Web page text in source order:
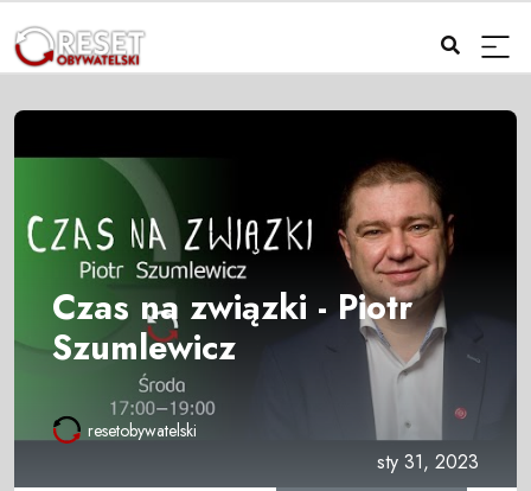
Czas na związki - Piotr
Szumlewicz
resetobywatelski
sty 31, 2023